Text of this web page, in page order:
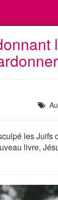
les Juifs
livre,